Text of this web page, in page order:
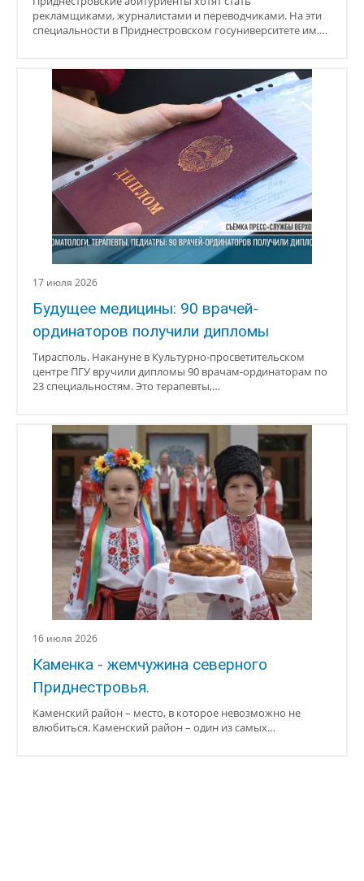
рекламщиками, журналистами и переводчиками. На эти
специальности в Приднестровском госуниверситете им.…
17 июля 2026
Будущее медицины: 90 врачей-
ординаторов получили дипломы
Тирасполь. Накануне в Культурно-просветительском
центре ПГУ вручили дипломы 90 врачам-ординаторам по
23 специальностям. Это терапевты,…
16 июля 2026
Каменка - жемчужина северного
Приднестровья.
Каменский район – место, в которое невозможно не
влюбиться. Каменский район – один из самых…